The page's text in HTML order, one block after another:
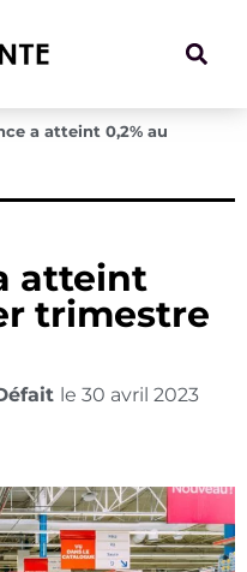
a atteint 0,2% au
atteint
trimestre
le 30 avril 2023